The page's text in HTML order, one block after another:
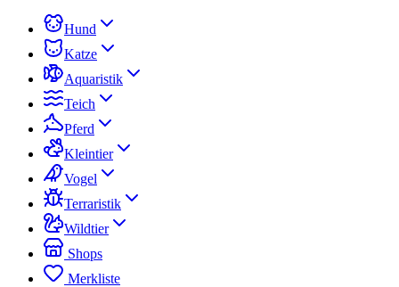
Hund
Katze
Aquaristik
Teich
Pferd
Kleintier
Vogel
Terraristik
Wildtier
Shops
Merkliste